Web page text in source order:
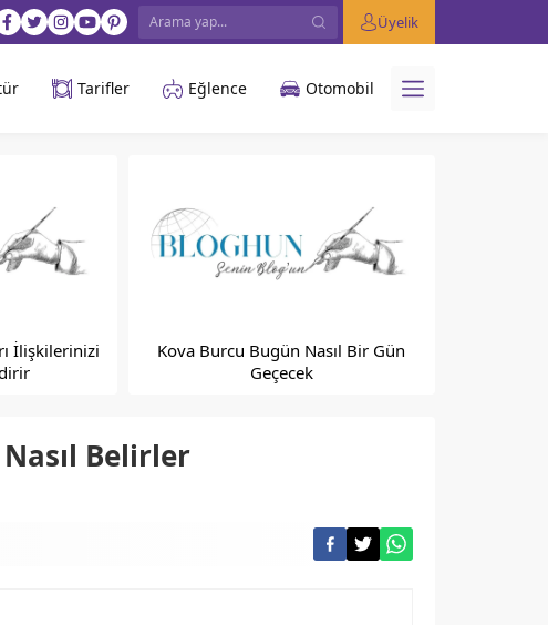
Üyelik
Tarifler Eğlence Otomobil
İlişkilerinizi
Kova Burcu Bugün Nasıl Bir Gün
Geçecek
Belirler